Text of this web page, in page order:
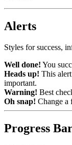
Alerts
Styles for success,
Well done! You
Heads up! This
important.
Warning! Best
Oh snap! Change a
Progress